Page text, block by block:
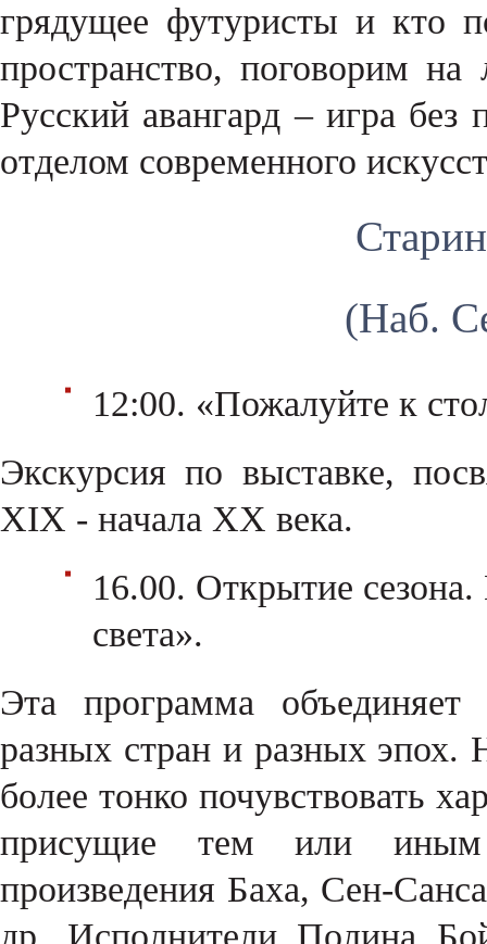
грядущее футуристы и кто
пространство, поговорим
Русский авангард – игра
отделом современного
(Наб.
12:00. «Пожалуйте к
Экскурсия по выставке,
XIX - начала XX века.
16.00. Открытие
света».
Эта программа объединяет
разных стран и разных
более тонко почувствовать
присущие тем или иным
произведения Баха, Сен-
др. Исполнители Полина